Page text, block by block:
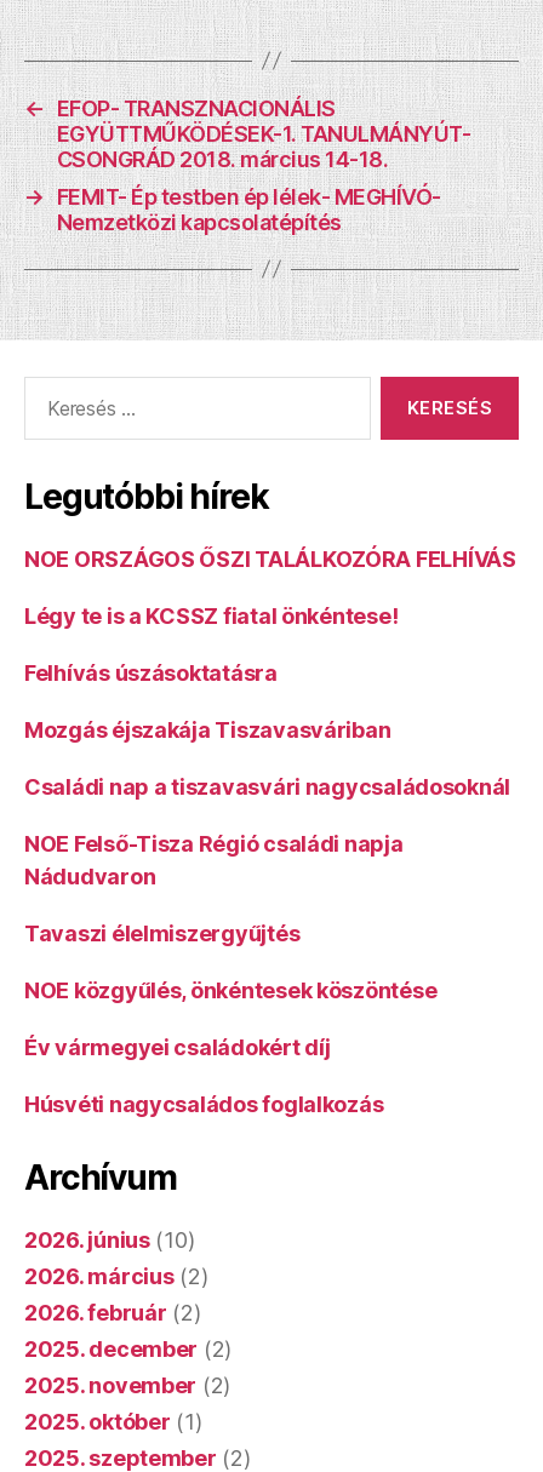
← EFOP- TRANSZNACIONÁLIS
EGYÜTTMŰKÖDÉSEK-1. TANULMÁNYÚT-
CSONGRÁD 2018. március 14-18.
→ FEMIT- Ép testben ép lélek- MEGHÍVÓ-
Nemzetközi kapcsolatépítés
Legutóbbi hírek
NOE ORSZÁGOS ŐSZI TALÁLKOZÓRA FELHÍVÁS
Légy te is a KCSSZ fiatal önkéntese!
Felhívás úszásoktatásra
Mozgás éjszakája Tiszavasváriban
Családi nap a tiszavasvári nagycsaládosoknál
NOE Felső-Tisza Régió családi napja
Nádudvaron
Tavaszi élelmiszergyűjtés
NOE közgyűlés, önkéntesek köszöntése
Év vármegyei családokért díj
Húsvéti nagycsaládos foglalkozás
Archívum
2026. június(10)
2026. március(2)
2026. február (2)
2025. december (2)
2025. november (2)
2025. október (1)
2025. szeptember (2)